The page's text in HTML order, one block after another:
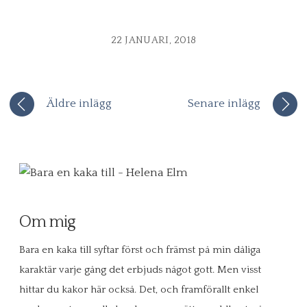
22 JANUARI, 2018
Äldre inlägg Senare inlägg
Om mig
Bara en kaka till syftar först och främst på min dåliga
karaktär varje gång det erbjuds något gott. Men visst
hittar du kakor här också. Det, och framförallt enkel